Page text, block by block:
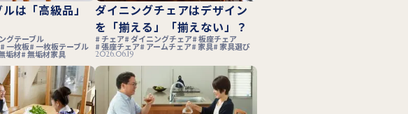
は「高級品」
グテーブル
一枚板 一枚板テーブル
垢材 無垢材家具
ダイニングチェアはデザイン
を「揃える」「揃えない」？
チェア ダイニングチェア 板座チェア
張座チェア アームチェア 家具 家具選び
2026.06.19